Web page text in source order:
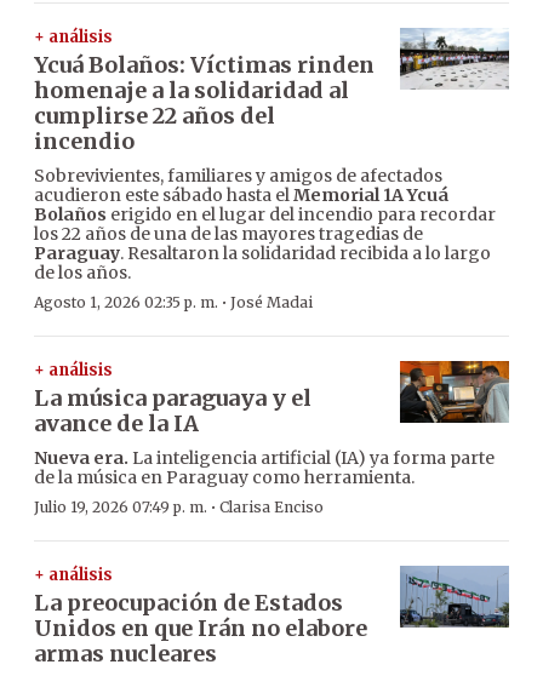
+ análisis
Ycuá Bolaños: Víctimas rinden
homenaje a la solidaridad al
cumplirse 22 años del
incendio
Sobrevivientes, familiares y amigos de afectados
acudieron este sábado hasta elMemorial 1A Ycuá
Bolaños erigido en el lugar del incendio para recordar
los 22 años de una de las mayores tragedias de
Paraguay. Resaltaron la solidaridad recibida a lo largo
de los años.
Agosto 1, 2026 02:35 p. m. · José Madai
+ análisis
La música paraguaya y el
avance de la IA
Nueva era. La inteligencia artificial (IA) ya forma parte
de la música en Paraguay como herramienta.
Julio 19, 2026 07:49 p. m. · Clarisa Enciso
+ análisis
La preocupación de Estados
Unidos en que Irán no elabore
armas nucleares